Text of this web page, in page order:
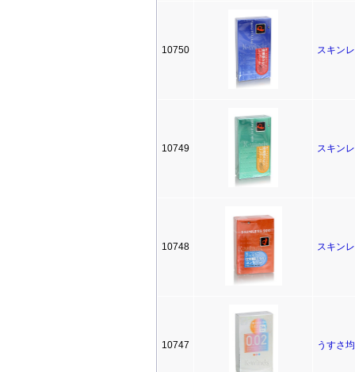
10750 スキン
10749 スキン
10748 スキン
10747 うすさ